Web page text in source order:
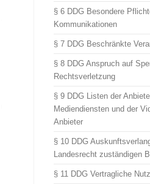
§ 6 DDG Besondere
Kommunikationen
§ 7 DDG Beschränkte
§ 8 DDG Anspruch auf
Rechtsverletzung
§ 9 DDG Listen der
Mediendiensten und der
Anbieter
§ 10 DDG
Landesrecht zuständigen
§ 11 DDG Vertragliche